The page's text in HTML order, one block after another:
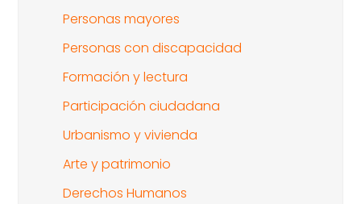
Personas mayores
Personas con discapacidad
Formación y lectura
Participación ciudadana
Urbanismo y vivienda
Arte y patrimonio
Derechos Humanos